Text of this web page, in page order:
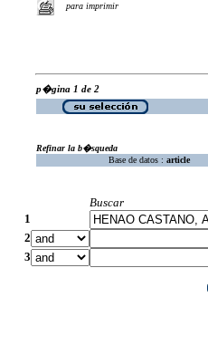
para imprimir
p�gina 1 de 2
Refinar la b�squeda
Base de datos : article
Buscar
1
2
3